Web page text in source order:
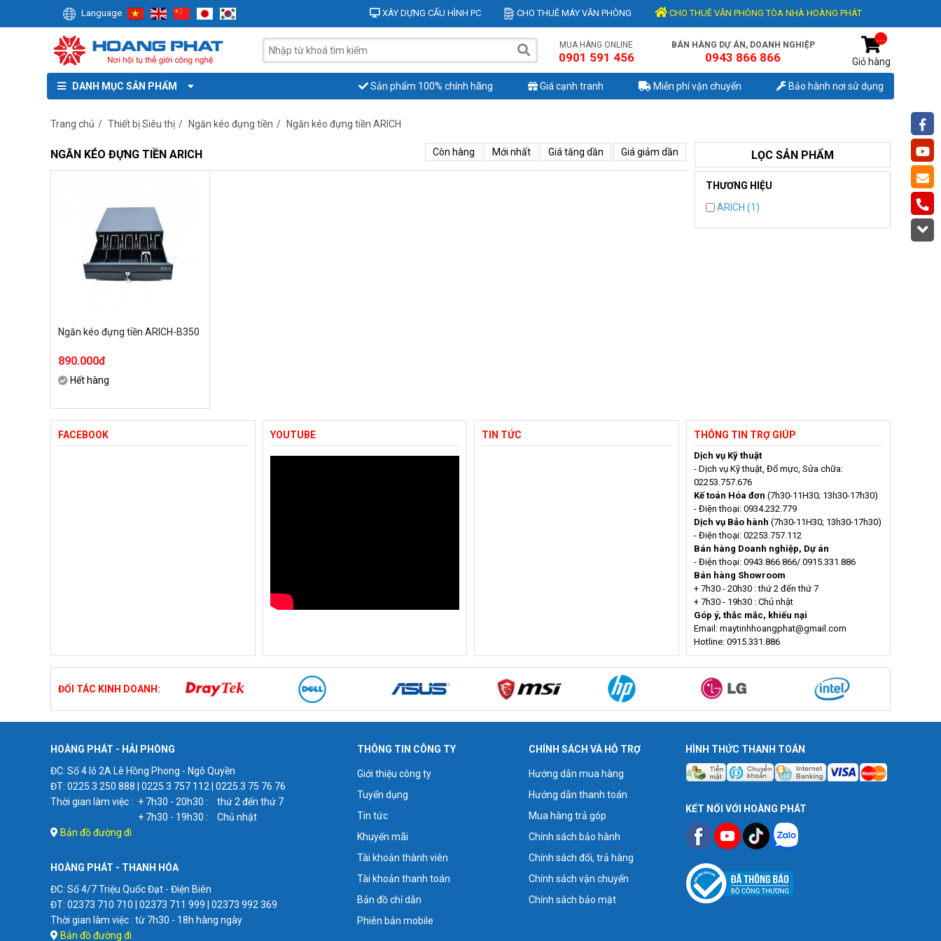
Language XÂY DỰNG CẤU HÌNH PC CHO THUÊ MÁY VĂN PHÒNG CHO THUÊ VĂN PHÒNG TÒA NHÀ HOÀNG PHÁT
MUA HÀNG ONLINE
0901 591 456
BÁN HÀNG DỰ ÁN, DOANH NGHIỆP
0943 866 866
...
Giỏ hàng
DANH MỤC SẢN PHẨM Sản phẩm 100% chính hãng Giá cạnh tranh Miễn phí vận chuyển Bảo hành nơi sử dụng
Trang chủ / Thiết bị Siêu thị / Ngăn kéo đựng tiền / Ngăn kéo đựng tiền ARICH
LỌC SẢN PHẨM
THƯƠNG HIỆU
ARICH (1)
NGĂN KÉO ĐỰNG TIỀN ARICH Còn hàng Mới nhất Giá tăng dần Giá giảm dần
Ngăn kéo đựng tiền ARICH-B350
890.000đ
Hết hàng
FACEBOOK YOUTUBE TIN TỨC THÔNG TIN TRỢ GIÚP
Dịch vụ Kỹ thuật
- Dịch vụ Kỹ thuật, Đổ mực, Sửa chữa:
02253.757.676
Kế toán Hóa đơn (7h30-11H30; 13h30-17h30)
- Điện thoại: 0934.232.779
Dịch vụ Bảo hành (7h30-11H30; 13h30-17h30)
- Điện thoại: 02253.757.112
Bán hàng Doanh nghiệp, Dự án
- Điện thoại: 0943.866.866/ 0915.331.886
Bán hàng Showroom
+ 7h30 - 20h30 : thứ 2 đến thứ 7
+ 7h30 - 19h30 : Chủ nhật
Góp ý, thắc mắc, khiếu nại
Email: maytinhhoangphat@gmail.com
Hotline: 0915.331.886
ĐỐI TÁC KINH DOANH:
HOÀNG PHÁT - HẢI PHÒNG
ĐC: Số 4 lô 2A Lê Hồng Phong - Ngô Quyền
ĐT: 0225.3 250 888 | 0225.3 757 112 | 0225.3 75 76 76
Thời gian làm việc : + 7h30 - 20h30 :
thứ 2 đến thứ 7
+ 7h30 - 19h30 :
Chủ nhật
Bản đồ đường đi
HOÀNG PHÁT - THANH HÓA
ĐC: Số 4/7 Triệu Quốc Đạt - Điện Biên
ĐT: 02373 710 710 | 02373 711 999 | 02373 992 369
Thời gian làm việc : từ 7h30 - 18h hàng ngày
Bản đồ đường đi
THÔNG TIN CÔNG TY
Giới thiệu công ty
Tuyển dụng
Tin tức
Khuyến mãi
Tài khoản thành viên
Tài khoản thanh toán
Bản đồ chỉ dẫn
Phiên bản mobile
CHÍNH SÁCH VÀ HỖ TRỢ
Hướng dẫn mua hàng
Hướng dẫn thanh toán
Mua hàng trả góp
Chính sách bảo hành
Chính sách đổi, trả hàng
Chính sách vận chuyển
Chính sách bảo mật
HÌNH THỨC THANH TOÁN
KẾT NỐI VỚI HOÀNG PHÁT